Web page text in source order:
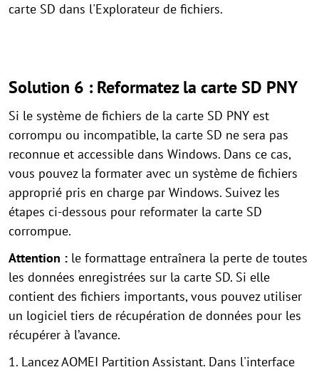
carte SD dans l'Explorateur de fichiers.
Solution 6 : Reformatez la carte SD PNY
Si le système de fichiers de la carte SD PNY est
corrompu ou incompatible, la carte SD ne sera pas
reconnue et accessible dans Windows. Dans ce cas,
vous pouvez la formater avec un système de fichiers
approprié pris en charge par Windows. Suivez les
étapes ci-dessous pour reformater la carte SD
corrompue.
Attention : le formattage entraînera la perte de toutes
les données enregistrées sur la carte SD. Si elle
contient des fichiers importants, vous pouvez utiliser
un logiciel tiers de récupération de données pour les
récupérer à l’avance.
1. Lancez AOMEI Partition Assistant. Dans l'interface